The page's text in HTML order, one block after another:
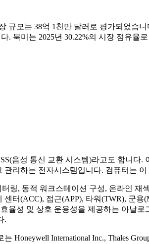
규모는 38억 1천만 달러로 평가되었습
. 북미는 2025년 30.22%의 시장 점유율
음성 통신 교환 시스템)라고도 합니
관리하는 전자시스템입니다. 컴퓨터는
링, 동적 워크스테이션 구성, 온라인
터(ACC), 접근(APP), 타워(TWR), 군
율성 및 상호 운용성을 제공하는 아날
.
Honeywell International Inc., Thales